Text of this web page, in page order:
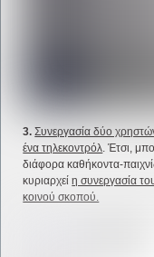
3. Συνεργασία δύο
ένα τηλεκοντρόλ. Έτσι,
διάφορα καθήκοντα-
κυριαρχείη συνεργασία
κοινού σκοπού.